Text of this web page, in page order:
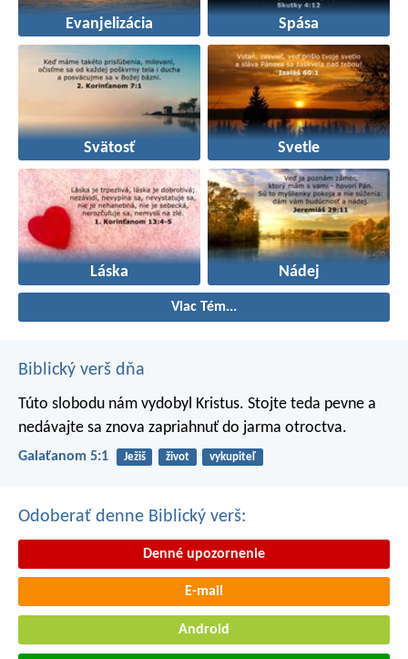
Evanjelizácia Spása
Svätosť Svetle
Láska Nádej
Viac Tém...
Biblický verš dňa
Túto slobodu nám vydobyl Kristus. Stojte teda pevne a
nedávajte sa znova zapriahnuť do jarma otroctva.
Galaťanom 5:1 Ježiš život vykupiteľ
Odoberať denne Biblický verš:
Denné upozornenie
E-mail
Android